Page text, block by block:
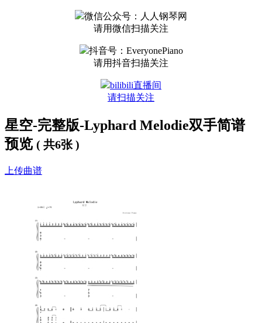
微信公众号：人人钢琴网
请用微信扫描关注
抖音号：EveryonePiano
请用抖音扫描关注
bilibili直播间
请扫描关注
星空-完整版-Lyphard Melodie双手简谱
预览 ( 共6张 )
上传曲谱